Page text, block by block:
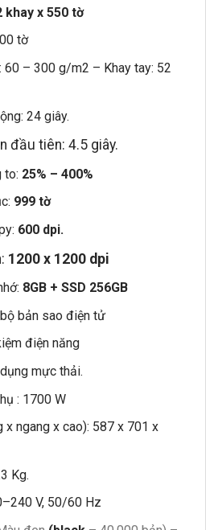
khay x 550 tờ
tờ
– 300 g/m2 – Khay tay: 52
24 giây.
đầu tiên: 4.5 giây.
to: 25% – 400%
999 tờ
600 dpi.
1200 x 1200 dpi
8GB + SSD 256GB
bản sao điện tử
điện năng
mực thải.
: 1700 W
x ngang x cao): 587 x 701 x
Kg.
V, 50/60 Hz